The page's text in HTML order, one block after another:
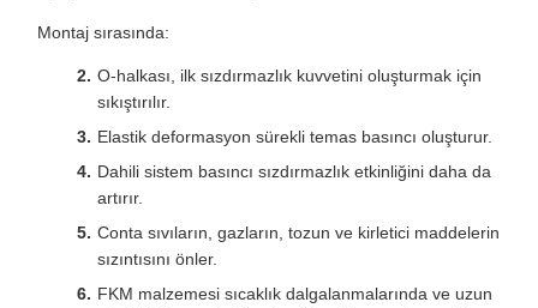
Montaj sırasında:
O-halkası, ilk sızdırmazlık kuvvetini oluşturmak için
sıkıştırılır.
Elastik deformasyon sürekli temas basıncı oluşturur.
Dahili sistem basıncı sızdırmazlık etkinliğini daha da
artırır.
Conta sıvıların, gazların, tozun ve kirletici maddelerin
sızıntısını önler.
FKM malzemesi sıcaklık dalgalanmalarında ve uzun